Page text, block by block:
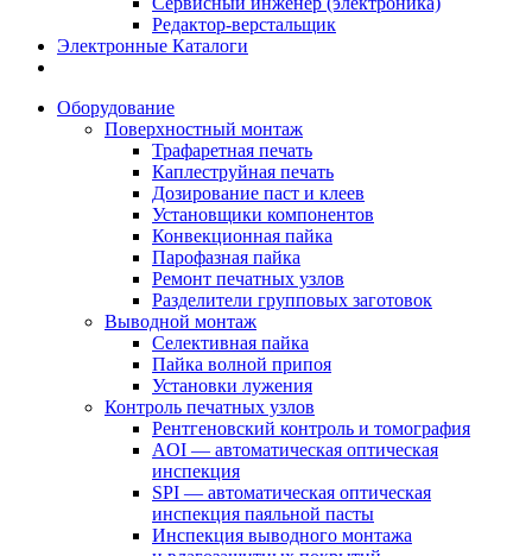
Редактор-верстальщик
Электронные Каталоги
Оборудование
Поверхностный монтаж
Трафаретная печать
Каплеструйная печать
Дозирование паст и клеев
Установщики компонентов
Конвекционная пайка
Парофазная пайка
Ремонт печатных узлов
Разделители групповых заготовок
Выводной монтаж
Селективная пайка
Пайка волной припоя
Установки лужения
Контроль печатных узлов
Рентгеновский контроль и томография
AOI — автоматическая оптическая
инспекция
SPI — автоматическая оптическая
инспекция паяльной пасты
Инспекция выводного монтажа